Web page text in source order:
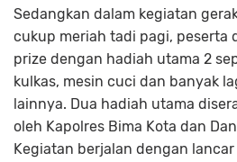
Sedangkan dalam kegiatan
cukup meriah tadi pagi, peserta
prize dengan hadiah utama 2
kulkas, mesin cuci dan banyak
lainnya. Dua hadiah utama
oleh Kapolres Bima Kota dan
Kegiatan berjalan dengan